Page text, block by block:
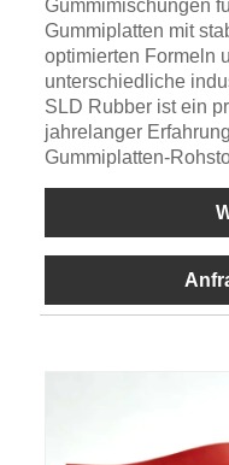
Gummimischungen
Gummiplatten mit
optimierten Formeln
unterschiedliche
SLD Rubber ist ein
jahrelanger
Gummiplatten-